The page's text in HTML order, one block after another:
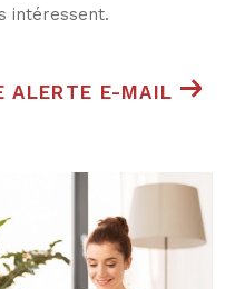
intéressent.
ALERTE E-MAIL